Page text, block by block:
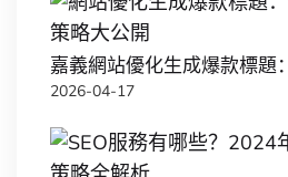
2026-04-17